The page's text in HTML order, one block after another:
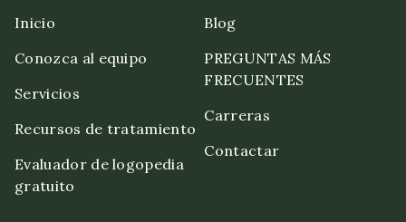
Inicio
Conozca al equipo
Servicios
Recursos de tratamiento
Evaluador de logopedia
gratuito
Blog
PREGUNTAS MÁS
FRECUENTES
Carreras
Contactar